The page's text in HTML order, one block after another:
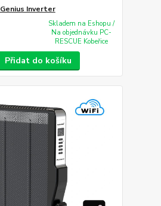
Genius Inverter
Skladem na Eshopu /
Na objednávku PC-
RESCUE Kobeřice
Přidat do košíku